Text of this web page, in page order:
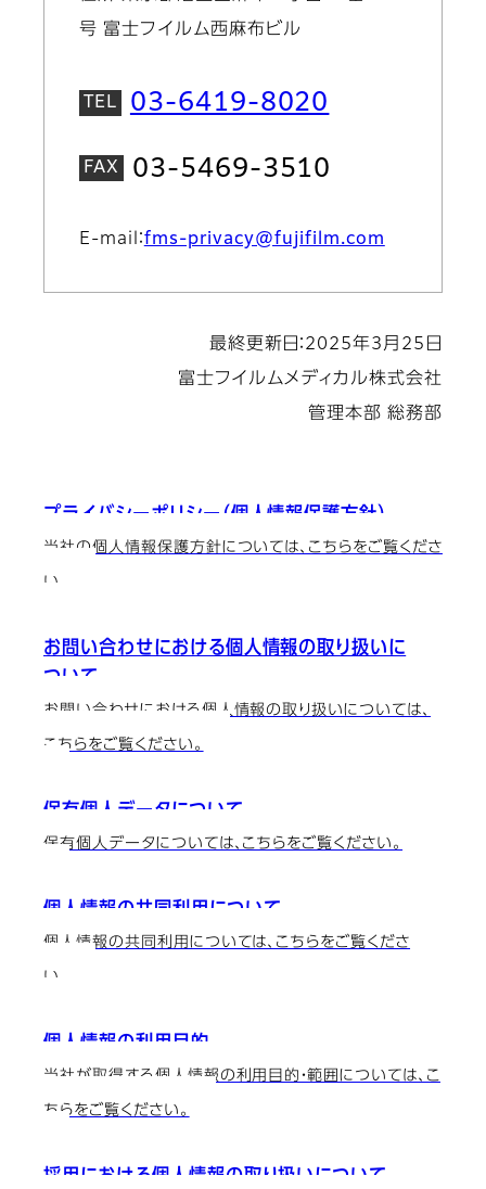
号 富士フイルム西麻布ビル
03-6419-8020
03-5469-3510
E-mail：fms-privacy@fujifilm.com
最終更新日：2025年3月25日
富士フイルムメディカル株式会社
管理本部 総務部
プライバシーポリシー（個人情報保護方針）
当社の個人情報保護方針については、こちらをご覧くださ
い。
お問い合わせにおける個人情報の取り扱いに
ついて
お問い合わせにおける個人情報の取り扱いについては、
こちらをご覧ください。
保有個人データについて
保有個人データについては、こちらをご覧ください。
個人情報の共同利用について
個人情報の共同利用については、こちらをご覧くださ
い。
個人情報の利用目的
当社が取得する個人情報の利用目的・範囲については、こ
ちらをご覧ください。
採用における個人情報の取り扱いについて